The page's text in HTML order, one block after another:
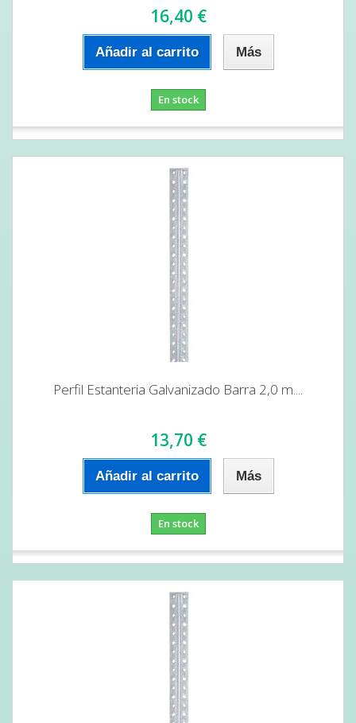
16,40 €
Añadir al carrito Más
En stock
Perfil Estanteria Galvanizado Barra 2,0 m....
13,70 €
Añadir al carrito Más
En stock